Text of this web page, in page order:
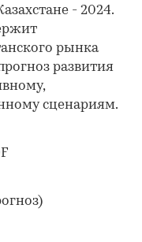
- 2024.
рынка
развития
сценариям.